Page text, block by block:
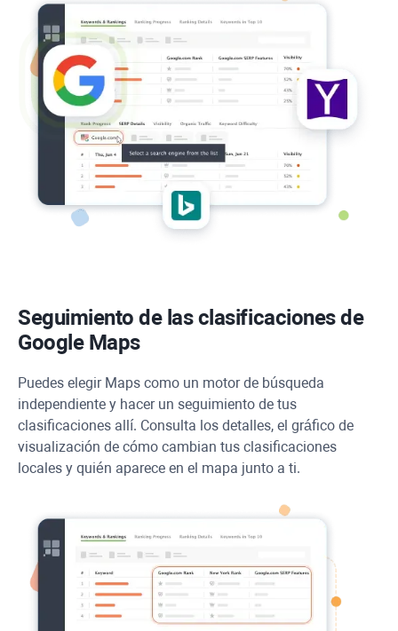
Seguimiento de las clasificaciones de
Google Maps
Puedes elegir Maps como un motor de búsqueda
independiente y hacer un seguimiento de tus
clasificaciones allí. Consulta los detalles, el gráfico de
visualización de cómo cambian tus clasificaciones
locales y quién aparece en el mapa junto a ti.